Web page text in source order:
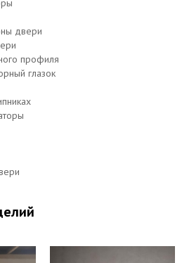
Нижний замок МосРентген
двери
профиля
глазок